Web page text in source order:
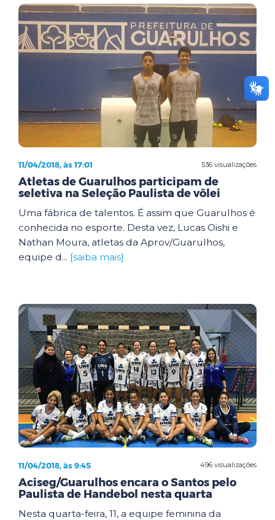
536 visualizações
11/04/2018, às 17:01
Atletas de Guarulhos participam de
seletiva na Seleção Paulista de vôlei
Uma fábrica de talentos. É assim que Guarulhos é
conhecida no esporte. Desta vez, Lucas Oishi e
Nathan Moura, atletas da Aprov/Guarulhos,
equipe d... [saiba mais]
496 visualizações
11/04/2018, às 9:45
Aciseg/Guarulhos encara o Santos pelo
Paulista de Handebol nesta quarta
Nesta quarta-feira, 11, a equipe feminina da